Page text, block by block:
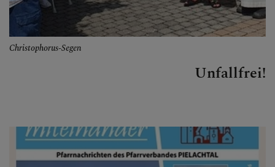
Christophorus-Segen
Unfallfrei!